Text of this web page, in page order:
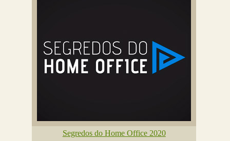
Segredos do Home Office 2020